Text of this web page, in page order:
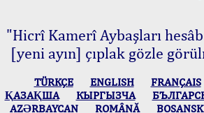
"Hicrî Kamerî Aybaşları
[yeni ayın] çıplak gözle
TÜRKÇE ENGLISH FRANÇAIS
ҚАЗАҚША
КЫPГЫЗЧA
AZӘRBAYCAN
ROMÂNĂ